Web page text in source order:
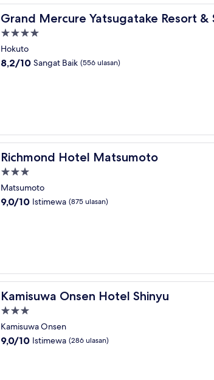
Grand Mercure Yatsugatake Resort &
Grand Mercure Yatsugatake Resort & Spa
Properti
bintang
4.0
Hokuto
8.2
8,2/10 Sangat Baik (556 ulasan)
Richmond Hotel Matsumoto
Richmond Hotel Matsumoto
Properti
bintang
3.0
Matsumoto
9.0
9,0/10 Istimewa (875 ulasan)
Kamisuwa Onsen Hotel Shinyu
Kamisuwa Onsen Hotel Shinyu
Properti
bintang
3.0
Kamisuwa Onsen
9.0
9,0/10 Istimewa (286 ulasan)